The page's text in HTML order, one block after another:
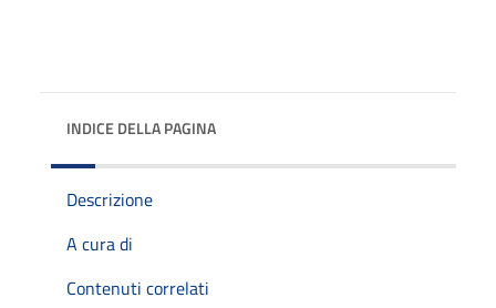
INDICE DELLA PAGINA
Descrizione
A cura di
Contenuti correlati